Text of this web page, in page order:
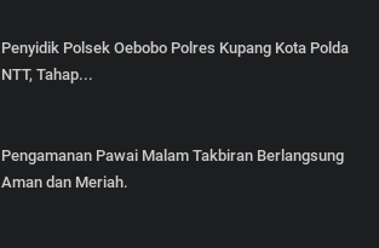
Penyidik Polsek Oebobo Polres Kupang Kota Polda
NTT, Tahap...
Pengamanan Pawai Malam Takbiran Berlangsung
Aman dan Meriah.